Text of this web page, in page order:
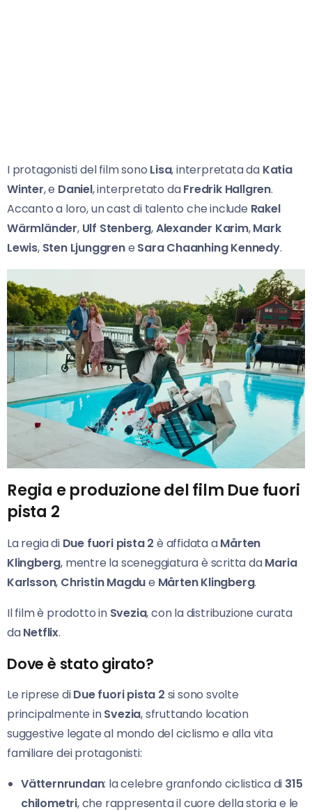
I protagonisti del film sono Lisa, interpretata da Katia
Winter, e Daniel, interpretato daFredrik Hallgren.
Accanto a loro, un cast di talento che include Rakel
Wärmländer, Ulf Stenberg,Alexander Karim,Mark
Lewis, Sten Ljunggrene Sara Chaanhing Kennedy.
Regia e produzione del film Due fuori
pista 2
La regia di Due fuori pista 2 è affidata aMårten
Klingberg, mentre la sceneggiatura è scritta daMaria
Karlsson, Christin Magdue Mårten Klingberg.
Il film è prodotto in Svezia, con la distribuzione curata
daNetflix.
Dove è stato girato?
Le riprese diDue fuori pista 2 si sono svolte
principalmente inSvezia, sfruttando location
suggestive legate al mondo del ciclismo e alla vita
familiare dei protagonisti:
Vätternrundan: la celebre granfondo ciclistica di 315
chilometri, che rappresenta il cuore della storia e le